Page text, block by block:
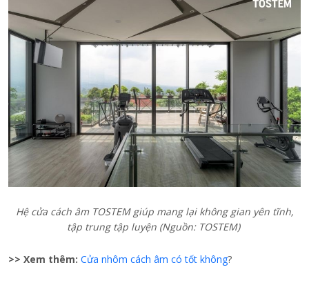
Hệ cửa cách âm TOSTEM giúp mang lại không gian yên tĩnh,
tập trung tập luyện (Nguồn: TOSTEM)
>> Xem thêm: Cửa nhôm cách âm có tốt không?